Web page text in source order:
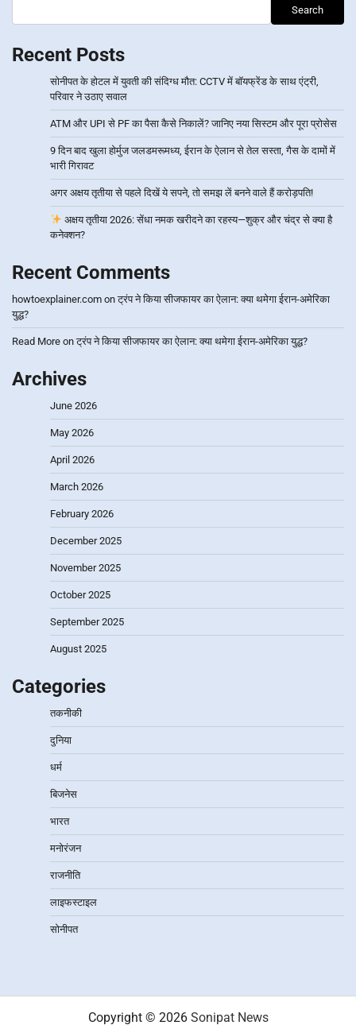
Search
Recent Posts
सोनीपत के होटल में युवती की संदिग्ध मौत: CCTV में बॉयफ्रेंड के साथ एंट्री,
परिवार ने उठाए सवाल
ATM और UPI से PF का पैसा कैसे निकालें? जानिए नया सिस्टम और पूरा प्रोसेस
9 दिन बाद खुला होर्मुज जलडमरूमध्य, ईरान के ऐलान से तेल सस्ता, गैस के दामों में
भारी गिरावट
अगर अक्षय तृतीया से पहले दिखें ये सपने, तो समझ लें बनने वाले हैं करोड़पति!
अक्षय तृतीया 2026: सेंधा नमक खरीदने का रहस्य—शुक्र और चंद्र से क्या है
कनेक्शन?
Recent Comments
howtoexplainer.com onट्रंप ने किया सीजफायर का ऐलान: क्या थमेगा ईरान-अमेरिका
युद्ध?
Read More onट्रंप ने किया सीजफायर का ऐलान: क्या थमेगा ईरान-अमेरिका युद्ध?
Archives
June 2026
May 2026
April 2026
March 2026
February 2026
December 2025
November 2025
October 2025
September 2025
August 2025
Categories
तकनीकी
दुनिया
धर्म
बिजनेस
भारत
मनोरंजन
राजनीति
लाइफस्टाइल
सोनीपत
Copyright © 2026 Sonipat News